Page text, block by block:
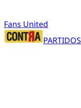
Fans United
PARTIDOS